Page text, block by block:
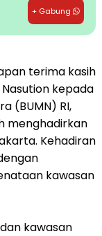
+ Gabung
terima kasih
kepada
(BUMN) RI,
menghadirkan
Kehadiran
kawasan
kawasan